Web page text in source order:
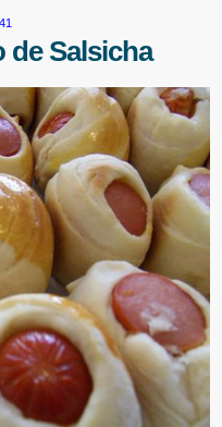
de Salsicha